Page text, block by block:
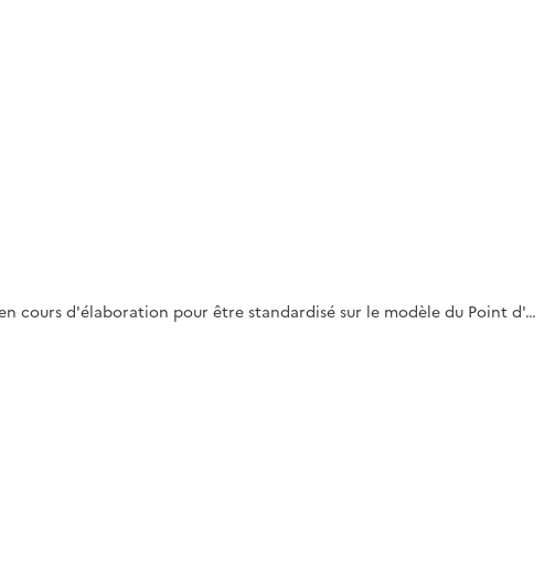
cours d'élaboration pour être standardisé sur le modèle du Point d'…